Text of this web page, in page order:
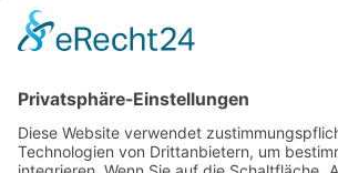
BIC:
Spende direkt via PayPal
JETZT SPENDEN